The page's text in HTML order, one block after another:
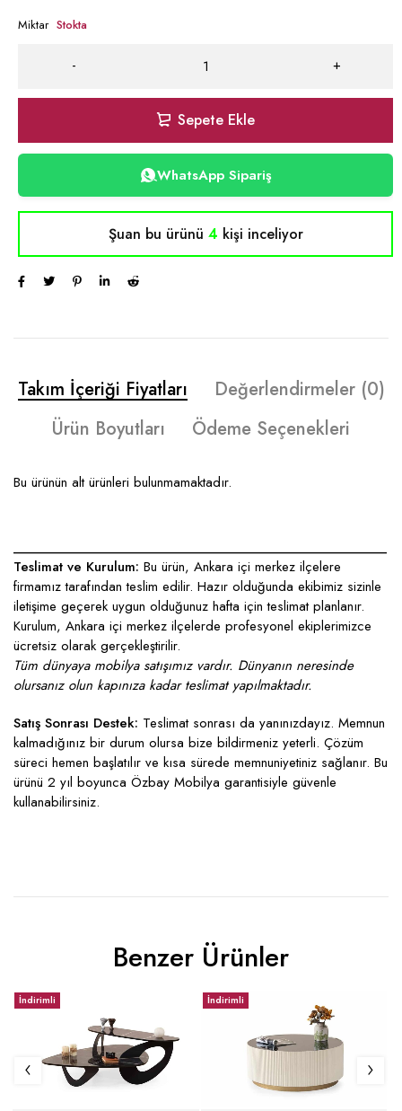
Miktar Stokta
Sepete Ekle
WhatsApp Sipariş
Şuan bu ürünü 4 kişi inceliyor
Takım İçeriği Fiyatları
Değerlendirmeler (0)
Ürün Boyutları
Ödeme Seçenekleri
Bu ürünün alt ürünleri bulunmamaktadır.
____________________________________________________
Teslimat ve Kurulum: Bu ürün, Ankara içi merkez ilçelere
firmamız tarafından teslim edilir. Hazır olduğunda ekibimiz sizinle
iletişime geçerek uygun olduğunuz hafta için teslimat planlanır.
Kurulum, Ankara içi merkez ilçelerde profesyonel ekiplerimizce
ücretsiz olarak gerçekleştirilir.
Tüm dünyaya mobilya satışımız vardır. Dünyanın neresinde
olursanız olun kapınıza kadar teslimat yapılmaktadır.
Satış Sonrası Destek: Teslimat sonrası da yanınızdayız. Memnun
kalmadığınız bir durum olursa bize bildirmeniz yeterli. Çözüm
süreci hemen başlatılır ve kısa sürede memnuniyetiniz sağlanır. Bu
ürünü 2 yıl boyunca Özbay Mobilya garantisiyle güvenle
kullanabilirsiniz.
Benzer Ürünler
İndirimli İndirimli